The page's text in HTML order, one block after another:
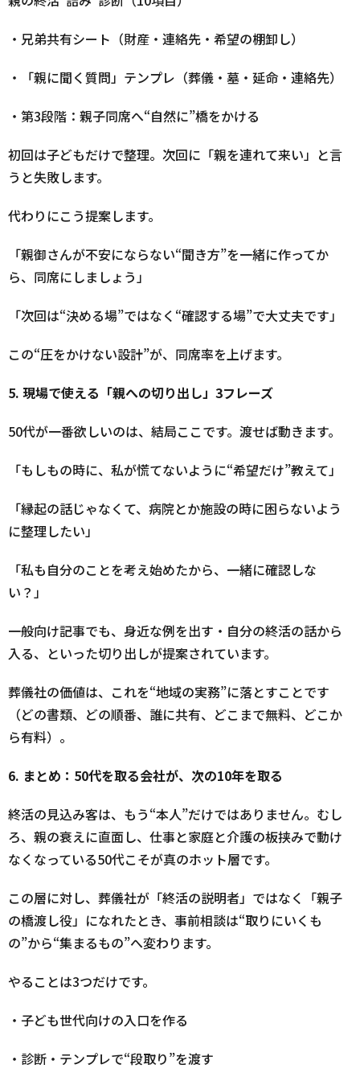
・兄弟共有シート（財産・連絡先・希望の棚卸し）
・「親に聞く質問」テンプレ（葬儀・墓・延命・連絡先）
・第3段階：親子同席へ“自然に”橋をかける
初回は子どもだけで整理。次回に「親を連れて来い」と言
うと失敗します。
代わりにこう提案します。
「親御さんが不安にならない“聞き方”を一緒に作ってか
ら、同席にしましょう」
「次回は“決める場”ではなく“確認する場”で大丈夫です」
この“圧をかけない設計”が、同席率を上げます。
5. 現場で使える「親への切り出し」3フレーズ
50代が一番欲しいのは、結局ここです。渡せば動きます。
「もしもの時に、私が慌てないように“希望だけ”教えて」
「縁起の話じゃなくて、病院とか施設の時に困らないよう
に整理したい」
「私も自分のことを考え始めたから、一緒に確認しな
い？」
一般向け記事でも、身近な例を出す・自分の終活の話から
入る、といった切り出しが提案されています。
葬儀社の価値は、これを“地域の実務”に落とすことです
（どの書類、どの順番、誰に共有、どこまで無料、どこか
ら有料）。
6. まとめ：50代を取る会社が、次の10年を取る
終活の見込み客は、もう“本人”だけではありません。むし
ろ、親の衰えに直面し、仕事と家庭と介護の板挟みで動け
なくなっている50代こそが真のホット層です。
この層に対し、葬儀社が「終活の説明者」ではなく「親子
の橋渡し役」になれたとき、事前相談は“取りにいくも
の”から“集まるもの”へ変わります。
やることは3つだけです。
・子ども世代向けの入口を作る
・診断・テンプレで“段取り”を渡す